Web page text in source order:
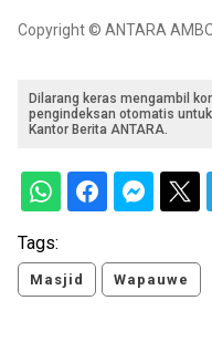
Copyright © ANTARA
Dilarang keras mengambil
pengindeksan otomatis
Kantor Berita ANTARA.
Tags:
Masjid Wapauwe